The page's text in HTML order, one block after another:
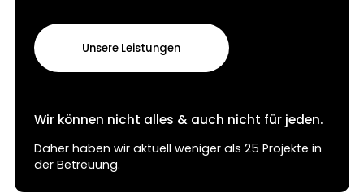
Unsere Leistungen
Wir können nicht alles & auch nicht für jeden.
Daher haben wir aktuell weniger als 25 Projekte in
der Betreuung.